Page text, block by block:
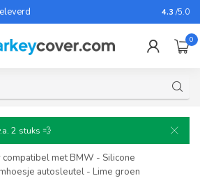
Voor
4.3 /5.0
0
2 stuks 💨
met BMW - Silicone
autosleutel - Lime groen